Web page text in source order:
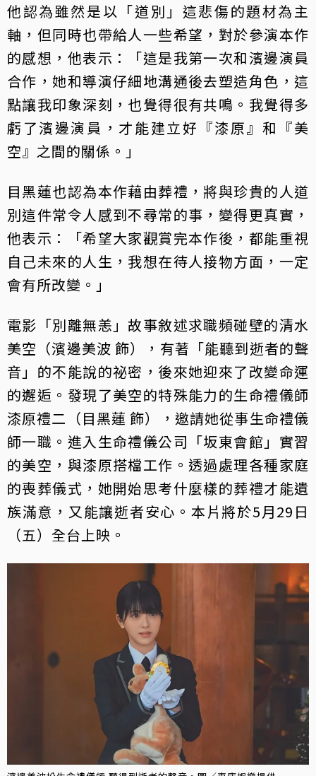
他認為雖然是以「道別」這悲傷的題材為主
軸，但同時也帶給人一些希望，對於參演本作
的感想，他表示：「這是我第一次和濱邊演員
合作，她和導演仔細地溝通後去塑造角色，這
點讓我印象深刻，也覺得很有共鳴。我覺得多
虧了濱邊演員，才能建立好『漆原』和『美
空』之間的關係。」
目黑蓮也認為本作藉由葬禮，將與珍貴的人道
別這件常令人感到不尋常的事，變得更真實，
他表示：「希望大家觀賞完本作後，都能重視
自己未來的人生，我想在待人接物方面，一定
會有所改變。」
電影「別離無恙」故事敘述求職頻碰壁的清水
美空（濱邊美波 飾），有著「能聽到逝者的聲
音」的不能說的祕密，後來她迎來了改變命運
的邂逅。發現了美空的特殊能力的生命禮儀師
漆原禮二（目黑蓮 飾），邀請她從事生命禮儀
師一職。進入生命禮儀公司「坂東會館」實習
的美空，與漆原搭檔工作。透過處理各種家庭
的喪葬儀式，她開始思考什麼樣的葬禮才能遺
族滿意，又能讓逝者安心。本片將於5月29日
（五）全台上映。